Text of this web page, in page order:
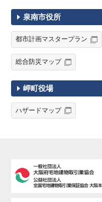
泉南市役所
都市計画マスタープラン
総合防災マップ
岬町役場
ハザードマップ